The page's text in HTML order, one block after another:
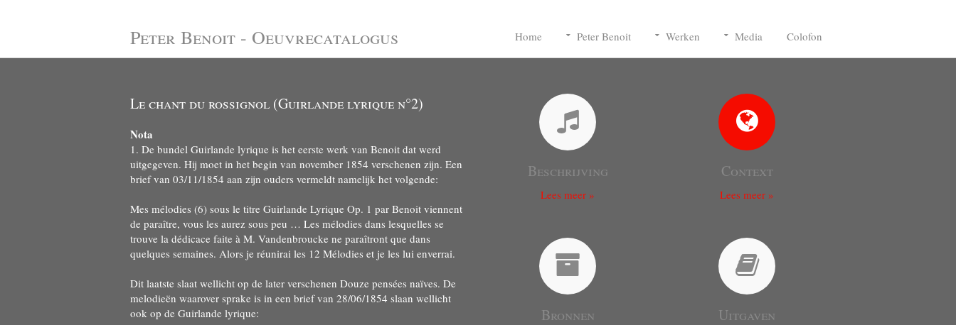
Peter Benoit - Oeuvrecatalogus Home Peter Benoit Werken Media Colofon
Le chant du rossignol (Guirlande lyrique n°2)
Nota
1. De bundel Guirlande lyrique is het eerste werk van Benoit dat werd
uitgegeven. Hij moet in het begin van november 1854 verschenen zijn. Een
brief van 03/11/1854 aan zijn ouders vermeldt namelijk het volgende:
Mes mélodies (6) sous le titre Guirlande Lyrique Op. 1 par Benoit viennent
de paraître, vous les aurez sous peu … Les mélodies dans lesquelles se
trouve la dédicace faite à M. Vandenbroucke ne paraîtront que dans
quelques semaines. Alors je réunirai les 12 Mélodies et je les lui enverrai.
Dit laatste slaat wellicht op de later verschenen Douze pensées naïves. De
melodieën waarover sprake is in een brief van 28/06/1854 slaan wellicht
ook op de Guirlande lyrique:
Beschrijving
Lees meer »
Bronnen
Context
Lees meer »
Uitgaven